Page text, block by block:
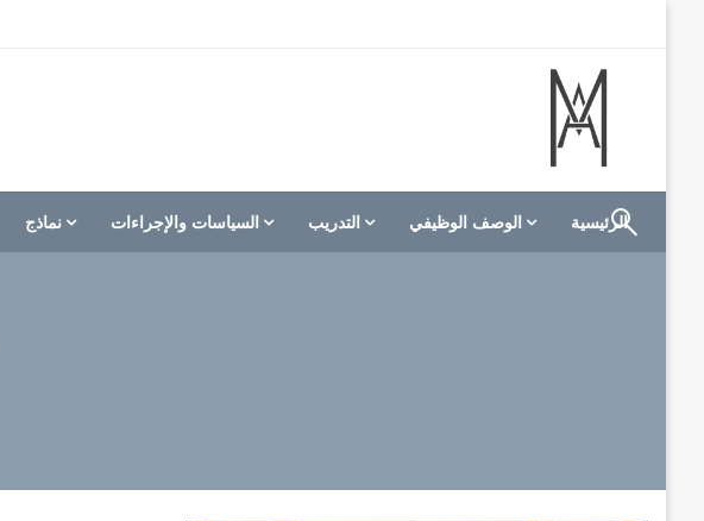
M A hotels | إم ايه هوتيلز
الموقع الأول للعاملين في الفنادق في العالم العربي
الرئيسية الوصف الوظيفي التدريب السياسات والإجراءات نماذج